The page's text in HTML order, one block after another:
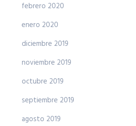
febrero 2020
enero 2020
diciembre 2019
noviembre 2019
octubre 2019
septiembre 2019
agosto 2019